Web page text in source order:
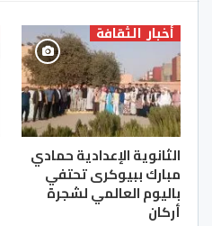
أخبار الثقافة
الثانوية الإعدادية حمادي
مبارك ببيوكرى تحتفي
باليوم العالمي لشجرة
أركان